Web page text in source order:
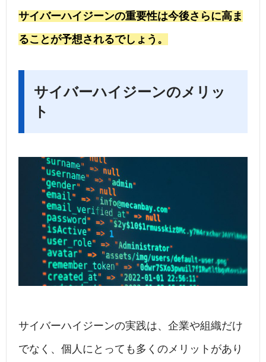
サイバーハイジーンの重要性は今後さらに高ま
ることが予想されるでしょう。
サイバーハイジーンのメリッ
ト
サイバーハイジーンの実践は、企業や組織だけ
でなく、個人にとっても多くのメリットがあり